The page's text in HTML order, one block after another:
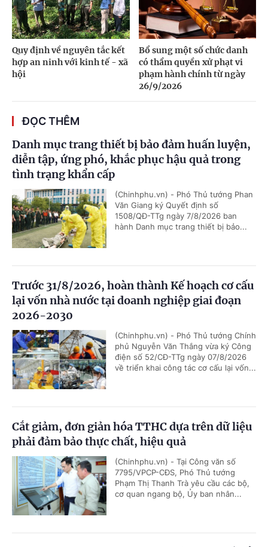
Quy định về nguyên tắc kết
hợp an ninh với kinh tế - xã
hội
Bổ sung một số chức danh
có thẩm quyền xử phạt vi
phạm hành chính từ ngày
26/9/2026
ĐỌC THÊM
Danh mục trang thiết bị bảo đảm huấn luyện,
diễn tập, ứng phó, khắc phục hậu quả trong
tình trạng khẩn cấp
(Chinhphu.vn) - Phó Thủ tướng Phan
Văn Giang ký Quyết định số
1508/QĐ-TTg ngày 7/8/2026 ban
hành Danh mục trang thiết bị bảo...
Trước 31/8/2026, hoàn thành Kế hoạch cơ cấu
lại vốn nhà nước tại doanh nghiệp giai đoạn
2026-2030
(Chinhphu.vn) - Phó Thủ tướng Chính
phủ Nguyễn Văn Thắng vừa ký Công
điện số 52/CĐ-TTg ngày 07/8/2026
về triển khai công tác cơ cấu lại vốn...
Cắt giảm, đơn giản hóa TTHC dựa trên dữ liệu
phải đảm bảo thực chất, hiệu quả
(Chinhphu.vn) - Tại Công văn số
7795/VPCP-CĐS, Phó Thủ tướng
Phạm Thị Thanh Trà yêu cầu các bộ,
cơ quan ngang bộ, Ủy ban nhân...